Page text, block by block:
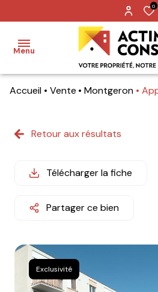
0
Menu
Ventes
Notre
Contact
Accueil Vente Montgeron
Retour aux résultats
Télécharger la fiche
Partager ce bien
Exclusivité